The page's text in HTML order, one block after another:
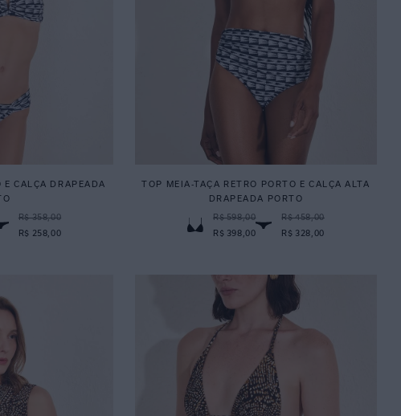
CALÇA DRAPEADA
R$ 358,00
R$ 258,00
TOP MEIA-TAÇA RETRO PORTO E CALÇA ALTA
DRAPEADA PORTO
R$ 598,00
R$ 398,00
R$ 458,00
R$ 328,00